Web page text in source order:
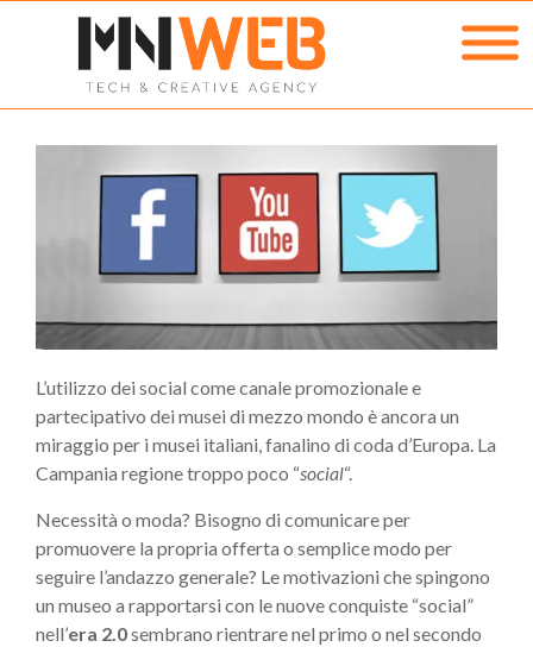
L’utilizzo dei social come canale promozionale e
partecipativo dei musei di mezzo mondo è ancora un
miraggio per i musei italiani, fanalino di coda d’Europa. La
Campania regione troppo poco “social“.
Necessità o moda? Bisogno di comunicare per
promuovere la propria offerta o semplice modo per
seguire l’andazzo generale? Le motivazioni che spingono
un museo a rapportarsi con le nuove conquiste “social”
nell’era 2.0sembrano rientrare nel primo o nel secondo